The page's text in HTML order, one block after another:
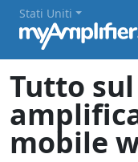
Stati Uniti
Tutto
mobile